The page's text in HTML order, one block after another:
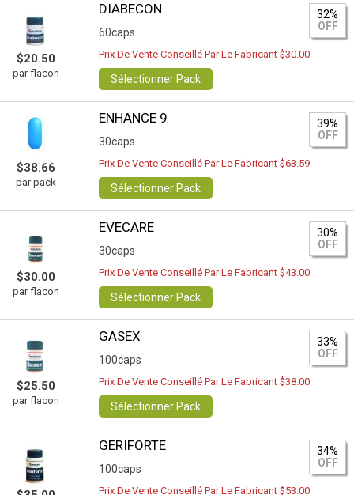
$20.50
par flacon
DIABECON
60caps
32%
OFF
Prix De Vente Conseillé Par Le Fabricant $30.00
Sélectionner Pack
$38.66
par pack
ENHANCE 9
30caps
39%
OFF
Prix De Vente Conseillé Par Le Fabricant $63.59
Sélectionner Pack
$30.00
par flacon
EVECARE
30caps
30%
OFF
Prix De Vente Conseillé Par Le Fabricant $43.00
Sélectionner Pack
$25.50
par flacon
GASEX
100caps
33%
OFF
Prix De Vente Conseillé Par Le Fabricant $38.00
Sélectionner Pack
GERIFORTE
100caps
34%
OFF
Prix De Vente Conseillé Par Le Fabricant $53.00